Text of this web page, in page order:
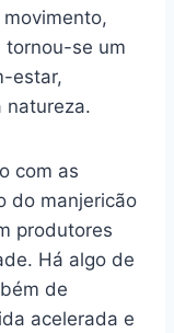
tornou-se um
estar,
natureza.
com as
do manjericão
produtores
Há algo de
de
acelerada e